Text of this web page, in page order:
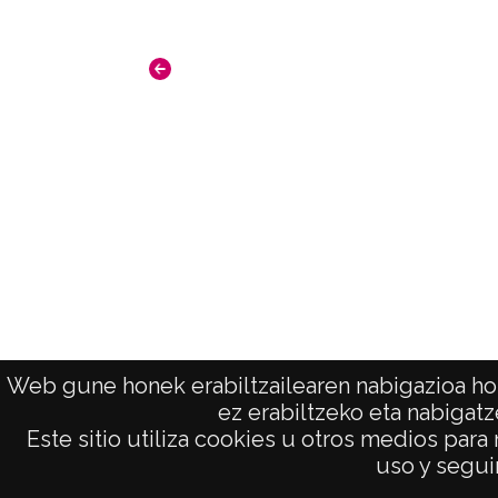
Web gune honek erabiltzailearen nabigazioa
ez erabiltzeko eta
Este sitio utiliza cookies u otros medios
uso y
AVISO LEGAL